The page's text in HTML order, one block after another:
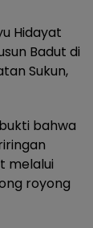
Hidayat
Badut di
Sukun,
bahwa
melalui
royong